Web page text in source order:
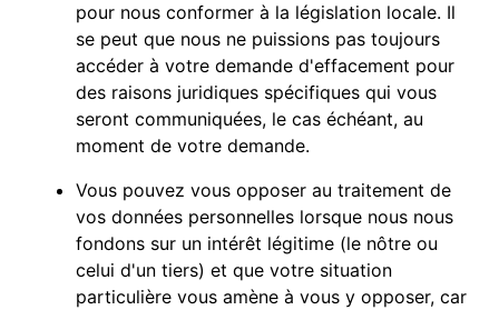
pour nous conformer à la législation locale. Il
se peut que nous ne puissions pas toujours
accéder à votre demande d'effacement pour
des raisons juridiques spécifiques qui vous
seront communiquées, le cas échéant, au
moment de votre demande.
Vous pouvez vous opposer au traitement de
vos données personnelles lorsque nous nous
fondons sur un intérêt légitime (le nôtre ou
celui d'un tiers) et que votre situation
particulière vous amène à vous y opposer, car